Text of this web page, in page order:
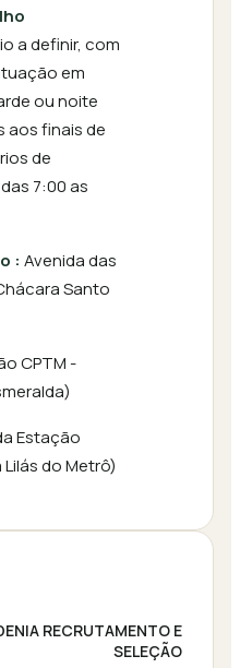
a definir, com
em
ou noite
aos finais de
de
7:00 as
:Avenida das
Santo
CPTM -
Estação
do Metrô)
RECRUTAMENTO E
SELEÇÃO